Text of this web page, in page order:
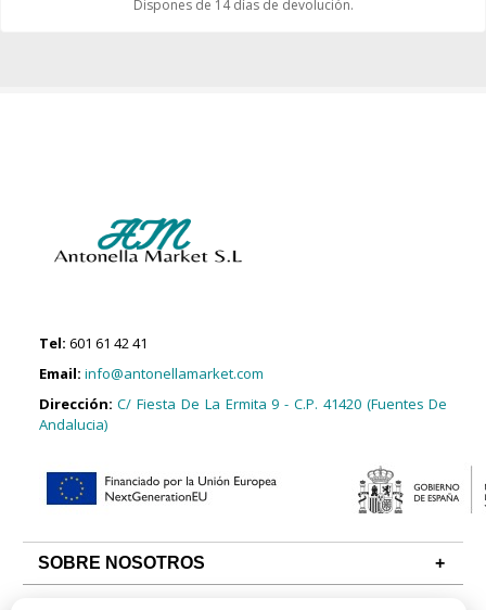
Dispones de 14 días de devolución.
Tel: 601 61 42 41
Email: info@antonellamarket.com
Dirección:C/ Fiesta De La Ermita 9 - C.P. 41420 (Fuentes De
Andalucia)
SOBRE NOSOTROS